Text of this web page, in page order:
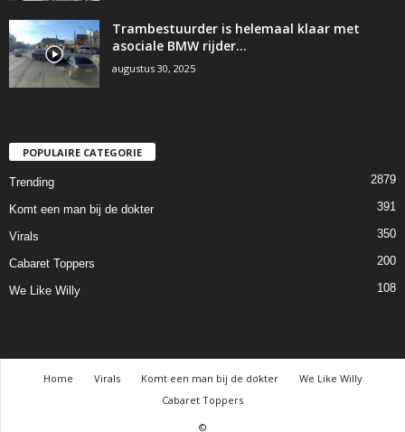
Trambestuurder is helemaal klaar met
asociale BMW rijder…
augustus 30, 2025
POPULAIRE CATEGORIE
Trending 2879
Komt een man bij de dokter 391
Virals 350
Cabaret Toppers 200
We Like Willy 108
Home Virals Komt een man bij de dokter
We Like Willy
Cabaret Toppers
©